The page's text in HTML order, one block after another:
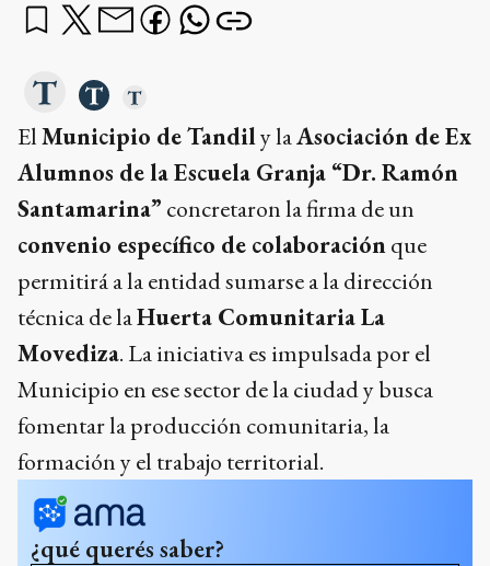
ElMunicipio de Tandily laAsociación de Ex
Alumnos de la Escuela Granja “Dr. Ramón
Santamarina” concretaron la firma de un
convenio específico de colaboraciónque
permitirá a la entidad sumarse a la dirección
técnica de laHuerta Comunitaria La
Movediza. La iniciativa es impulsada por el
Municipio en ese sector de la ciudad y busca
fomentar la producción comunitaria, la
formación y el trabajo territorial.
¿qué querés saber?